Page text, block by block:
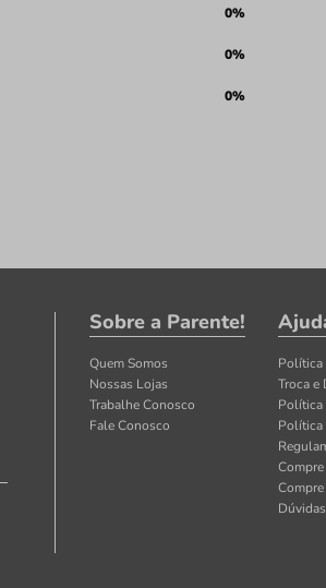
0%
0%
0%
Sobre a Parente!
Quem Somos
Nossas Lojas
Trabalhe Conosco
Fale Conosco
Política
Troca e
Política
Política